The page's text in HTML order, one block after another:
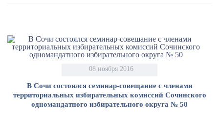
08 ноября 2016
В Сочи состоялся семинар-совещание с членами
территориальных избирательных комиссий Сочинского
одномандатного избирательного округа № 50